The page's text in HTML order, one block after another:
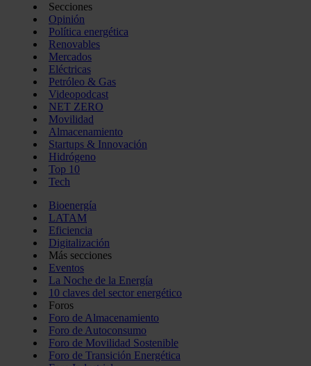
Secciones
Opinión
Política energética
Renovables
Mercados
Eléctricas
Petróleo & Gas
Videopodcast
NET ZERO
Movilidad
Almacenamiento
Startups & Innovación
Hidrógeno
Top 10
Tech
Bioenergía
LATAM
Eficiencia
Digitalización
Más secciones
Eventos
La Noche de la Energía
10 claves del sector energético
Foros
Foro de Almacenamiento
Foro de Autoconsumo
Foro de Movilidad Sostenible
Foro de Transición Energética